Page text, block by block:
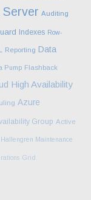
Server Auditing
Indexes Row-
Reporting Data
Pump Flashback
High Availability
Azure
Group Active
Maintenance
Grid